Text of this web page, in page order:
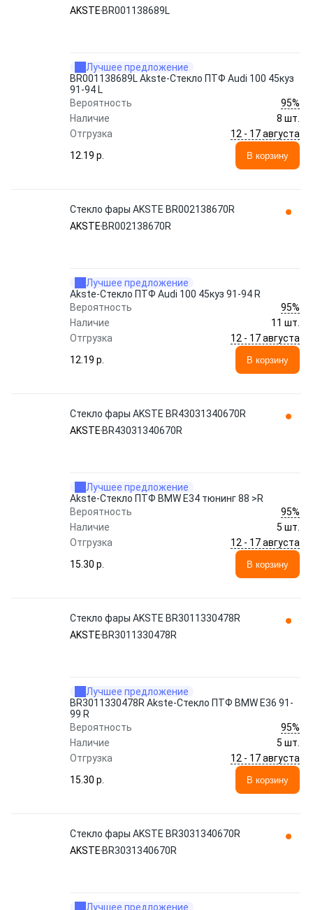
AKSTE BR001138689L
Лучшее предложение
BR001138689L Akste-Стекло ПТФ Audi 100 45куз
91-94 L
Вероятность
95%
Наличие
8 шт.
Отгрузка
12 - 17 августа
12.19 p.
В корзину
Стекло фары AKSTE BR002138670R
AKSTE BR002138670R
Лучшее предложение
Akste-Стекло ПТФ Audi 100 45куз 91-94 R
Вероятность
95%
Наличие
11 шт.
Отгрузка
12 - 17 августа
12.19 p.
В корзину
Стекло фары AKSTE BR43031340670R
AKSTE BR43031340670R
Лучшее предложение
Akste-Стекло ПТФ BMW E34 тюнинг 88 >R
Вероятность
95%
Наличие
5 шт.
Отгрузка
12 - 17 августа
15.30 p.
В корзину
Стекло фары AKSTE BR3011330478R
AKSTE BR3011330478R
Лучшее предложение
BR3011330478R Akste-Стекло ПТФ BMW E36 91-
99 R
Вероятность
95%
Наличие
5 шт.
Отгрузка
12 - 17 августа
15.30 p.
В корзину
Стекло фары AKSTE BR3031340670R
AKSTE BR3031340670R
Лучшее предложение